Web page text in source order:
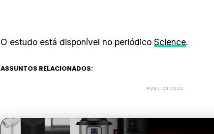
O estudo está disponível no periódico Science.
ASSUNTOS RELACIONADOS:
PUBLICIDADE